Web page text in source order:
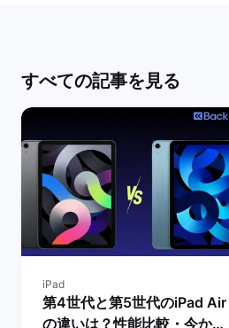
すべての記事を見る
iPad
第4世代と第5世代のiPad Air
の違いは？性能比較・今から